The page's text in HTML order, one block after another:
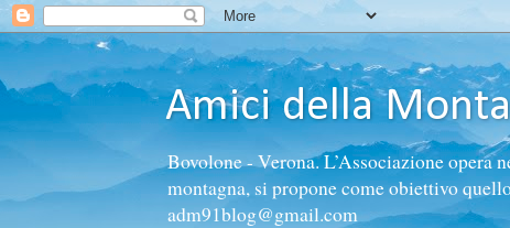
Amici della
Bovolone - Verona. L’Associazione opera
montagna, si propone come obiettivo
adm91blog@gmail.com